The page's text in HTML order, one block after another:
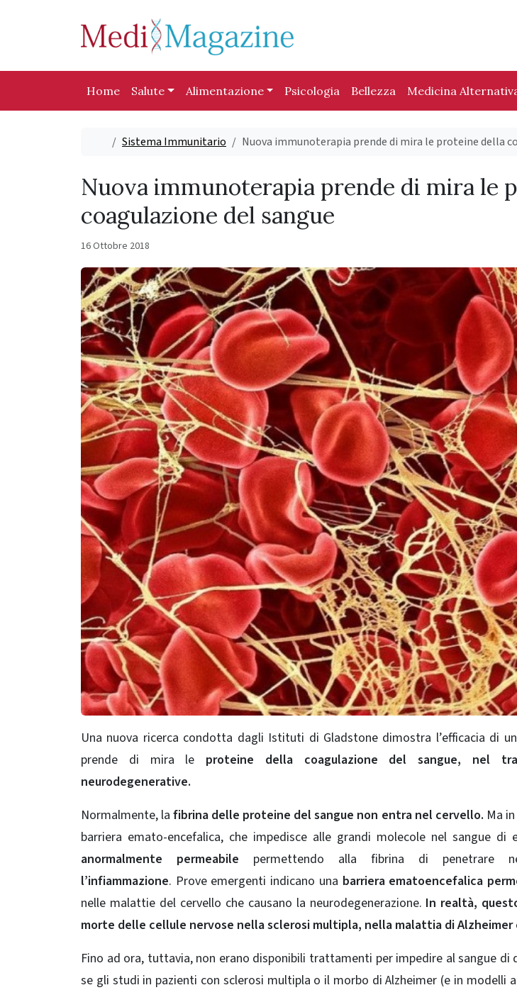
Home Salute Alimentazione Psicologia Bellezza Medicina
Home
Sistema Immunitario Nuova immunoterapia prende di mira le proteine ​​della
Nuova immunoterapia prende di mira le
coagulazione del sangue
16 Ottobre 2018
Una nuova ricerca condotta dagli Istituti di Gladstone dimostra l’efficacia di
prende di mira le proteine ​​della coagulazione del sangue, nel
neurodegenerative.
Normalmente, la fibrina delle proteine ​​del sangue non entra nel cervello. Ma
barriera emato-encefalica, che impedisce alle grandi molecole nel sangue di
anormalmente permeabile permettendo alla fibrina di penetrare
l’infiammazione. Prove emergenti indicano una barriera ematoencefalica
nelle malattie del cervello che causano la neurodegenerazione. In realtà,
morte delle cellule nervose nella sclerosi multipla, nella malattia di
Fino ad ora, tuttavia, non erano disponibili trattamenti per impedire alsangue di
se gli studi in pazienti con sclerosi multipla o il morbo di Alzheimer (e in modelli